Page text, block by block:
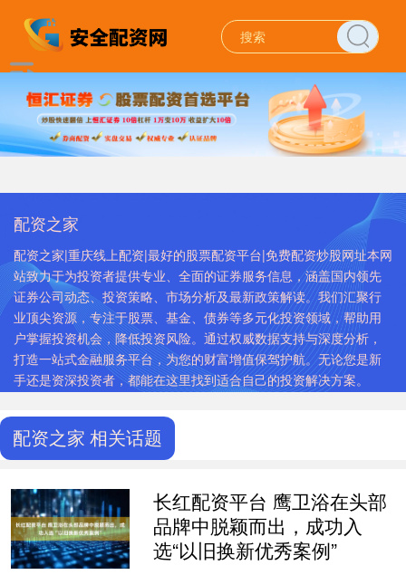
配资之家
配资之家|重庆线上配资|最好的股票配资平台|免费配资炒股网址本网
站致力于为投资者提供专业、全面的证券服务信息，涵盖国内领先
证券公司动态、投资策略、市场分析及最新政策解读。我们汇聚行
业顶尖资源，专注于股票、基金、债券等多元化投资领域，帮助用
户掌握投资机会，降低投资风险。通过权威数据支持与深度分析，
打造一站式金融服务平台，为您的财富增值保驾护航。无论您是新
手还是资深投资者，都能在这里找到适合自己的投资解决方案。
配资之家 相关话题
长红配资平台 鹰卫浴在头部
品牌中脱颖而出，成功入
选“以旧换新优秀案例”